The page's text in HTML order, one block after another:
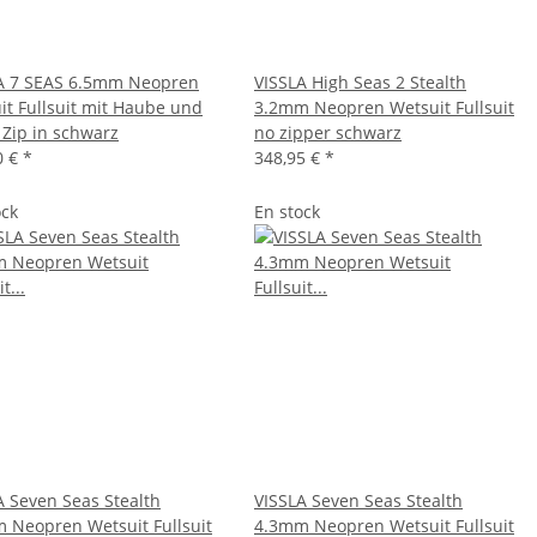
7 SEAS 6.5mm Neopren
Fullsuit mit Haube und
in schwarz
€ *
VISSLA High Seas 2 Stealth
3.2mm Neopren Wetsuit Fullsuit
no zipper schwarz
348,95 € *
Seven Seas Stealth
Neopren Wetsuit Fullsuit
En stock
VISSLA Seven Seas Stealth
4.3mm Neopren Wetsuit Fullsuit